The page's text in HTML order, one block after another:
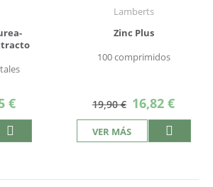
€
Lamberts
Zinc Plus
100 comprimidos
19,90 € Precio
especial
16,82 €
VER MÁS